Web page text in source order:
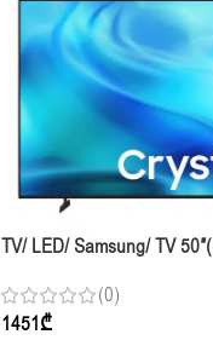
TV/ LED/ Samsung/ TV
(0)
1451₾